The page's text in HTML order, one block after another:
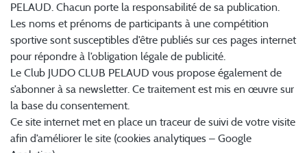
PELAUD. Chacun porte la responsabilité de sa publication.
Les noms et prénoms de participants à une compétition
sportive sont susceptibles d’être publiés sur ces pages internet
pour répondre à l’obligation légale de publicité.
Le Club JUDO CLUB PELAUD vous propose également de
s’abonner à sa newsletter. Ce traitement est mis en œuvre sur
la base du consentement.
Ce site internet met en place un traceur de suivi de votre visite
afin d’améliorer le site (cookies analytiques – Google